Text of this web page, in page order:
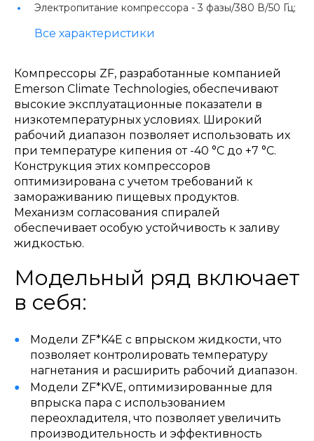
Электропитание компрессора - 3 фазы/380 В/50 Гц;
Все характеристики
Компрессоры ZF, разработанные компанией
Emerson Climate Technologies, обеспечивают
высокие эксплуатационные показатели в
низкотемпературных условиях. Широкий
рабочий диапазон позволяет использовать их
при температуре кипения от -40 °C до +7 °C.
Конструкция этих компрессоров
оптимизирована с учетом требований к
замораживанию пищевых продуктов.
Механизм согласования спиралей
обеспечивает особую устойчивость к заливу
жидкостью.
Модельный ряд включает
в себя:
Модели ZF*K4E с впрыском жидкости, что
позволяет контролировать температуру
нагнетания и расширить рабочий диапазон.
Модели ZF*KVE, оптимизированные для
впрыска пара с использованием
переохладителя, что позволяет увеличить
производительность и эффективность